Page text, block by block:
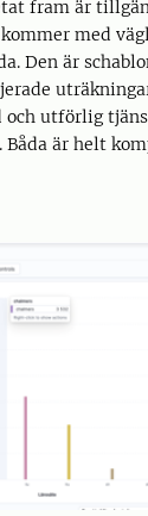
fram är
med
Den är
utförlig
Båda är helt